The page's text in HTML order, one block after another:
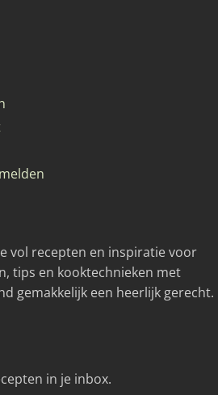
vol recepten en inspiratie voor
tips en kooktechnieken met
gemakkelijk een heerlijk gerecht.
in je inbox.